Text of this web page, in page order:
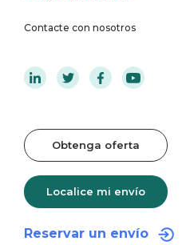
Contacte con nosotros
Obtenga oferta
Localice mi envío
Reservar un envío